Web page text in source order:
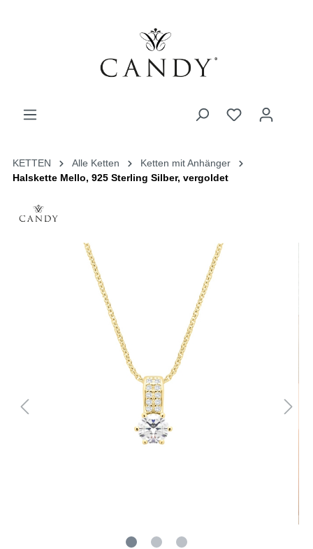
KETTEN Alle Ketten
Ketten mit Anhänger
Halskette Mello, 925 Sterling Silber, vergoldet